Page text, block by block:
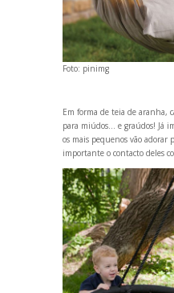
Foto: pinimg
Em forma de teia de aranha,
para miúdos... e graúdos! Já
os mais pequenos vão adorar
importante o contacto deles